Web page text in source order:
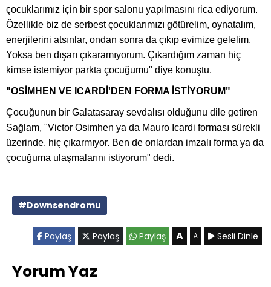
çocuklarımız için bir spor salonu yapılmasını rica ediyorum.
Özellikle biz de serbest çocuklarımızı götürelim, oynatalım,
enerjilerini atsınlar, ondan sonra da çıkıp evimize gelelim.
Yoksa ben dışarı çıkaramıyorum. Çıkardığım zaman hiç
kimse istemiyor parkta çocuğumu" diye konuştu.
"OSİMHEN VE ICARDİ'DEN FORMA İSTİYORUM"
Çocuğunun bir Galatasaray sevdalısı olduğunu dile getiren
Sağlam, "Victor Osimhen ya da Mauro Icardi forması sürekli
üzerinde, hiç çıkarmıyor. Ben de onlardan imzalı forma ya da
çocuğuma ulaşmalarını istiyorum" dedi.
#Downsendromu
Paylaş Paylaş Paylaş A A Sesli Dinle
Yorum Yaz